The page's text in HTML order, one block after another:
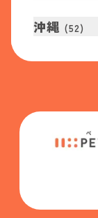
沖縄 (52)